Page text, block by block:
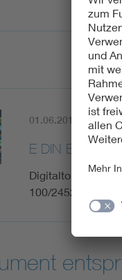
01.06.2015
E DIN EN
Digitalton-
100/2452/